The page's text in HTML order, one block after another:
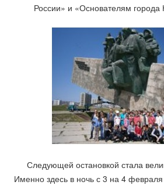
России» и «Основателям города
Следующей остановкой стала
Именно здесь в ночь с 3 на 4